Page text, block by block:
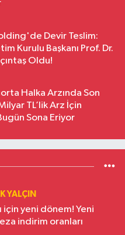
Devir Teslim:
Kurulu Başkanı Prof. Dr.
Oldu!
Halka Arzında Son
TL’lik Arz İçin
Sona Eriyor
YALÇIN
için yeni dönem! Yeni
indirim oranları